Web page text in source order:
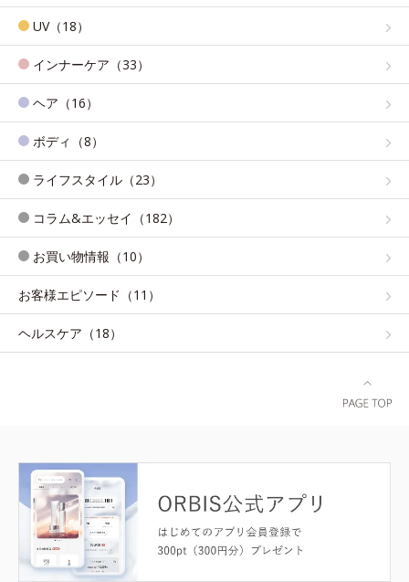
UV（18）
インナーケア（33）
ヘア（16）
ボディ（8）
ライフスタイル（23）
コラム&エッセイ（182）
お買い物情報（10）
お客様エピソード（11）
ヘルスケア（18）